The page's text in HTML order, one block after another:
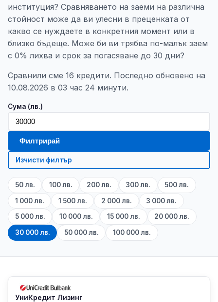
институция? Сравняването на заеми на различна
стойност може да ви улесни в преценката от
какво се нуждаете в конкретния момент или в
близко бъдеще. Може би ви трябва по-малък заем
с 0% лихва и срок за погасяване до 30 дни?
Сравнили сме 16 кредити. Последно обновено на
10.08.2026 в 03 час 24 минути.
Сума (лв.)
Филтрирай
Изчисти филтър
50 лв. 100 лв. 200 лв. 300 лв. 500 лв.
1 000 лв. 1 500 лв. 2 000 лв. 3 000 лв.
5 000 лв. 10 000 лв. 15 000 лв. 20 000 лв.
30 000 лв. 50 000 лв. 100 000 лв.
УниКредит Лизинг